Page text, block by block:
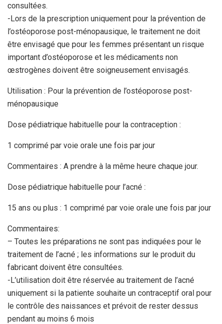
consultées.
-Lors de la prescription uniquement pour la prévention de
l’ostéoporose post-ménopausique, le traitement ne doit
être envisagé que pour les femmes présentant un risque
important d’ostéoporose et les médicaments non
œstrogènes doivent être soigneusement envisagés.
Utilisation : Pour la prévention de l’ostéoporose post-
ménopausique
Dose pédiatrique habituelle pour la contraception :
1 comprimé par voie orale une fois par jour
Commentaires : A prendre à la même heure chaque jour.
Dose pédiatrique habituelle pour l’acné :
15 ans ou plus : 1 comprimé par voie orale une fois par jour
Commentaires:
– Toutes les préparations ne sont pas indiquées pour le
traitement de l’acné ; les informations sur le produit du
fabricant doivent être consultées.
-L’utilisation doit être réservée au traitement de l’acné
uniquement si la patiente souhaite un contraceptif oral pour
le contrôle des naissances et prévoit de rester dessus
pendant au moins 6 mois